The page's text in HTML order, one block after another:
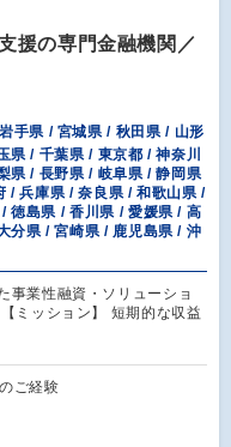
援の専門金融機関／
手県 / 宮城県 / 秋田県 / 山形
県 / 千葉県 / 東京都 / 神奈川
県 / 長野県 / 岐阜県 / 静岡県
/ 兵庫県 / 奈良県 / 和歌山県 /
徳島県 / 香川県 / 愛媛県 / 高
分県 / 宮崎県 / 鹿児島県 / 沖
事業性融資・ソリューショ
ミッション】 短期的な収益
ご経験